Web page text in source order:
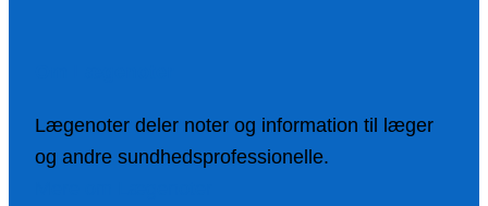
Lægenoter deler noter og information til læger
og andre sundhedsprofessionelle.